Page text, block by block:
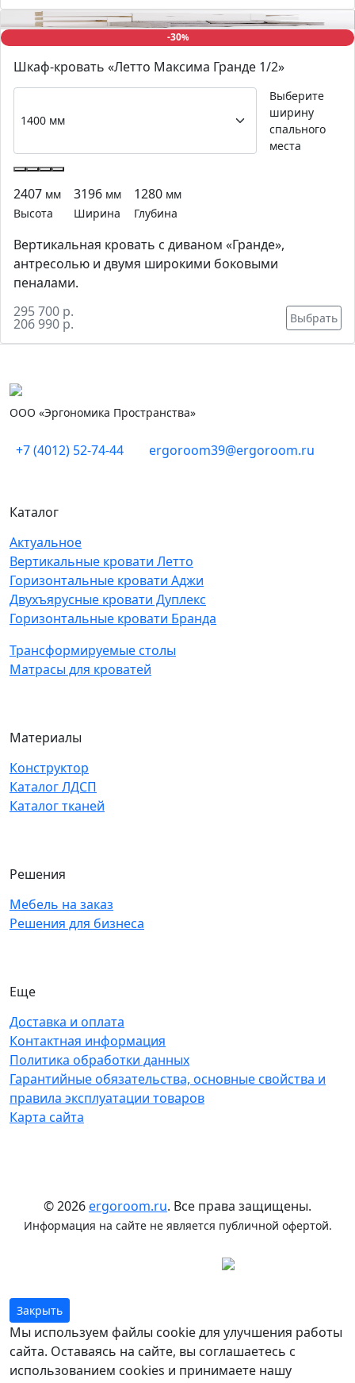
-30%
Шкаф-кровать «Летто Максима Гранде 1/2»
Выберите
ширину
спального
места
2407 мм
Высота
3196 мм
Ширина
1280 мм
Глубина
Вертикальная кровать с диваном «Гранде»,
антресолью и двумя широкими боковыми
пеналами.
295 700 р.
206 990 р. Выбрать
ООО «Эргономика Пространства»
+7 (4012) 52-74-44 ergoroom39@ergoroom.ru
Каталог
Актуальное
Вертикальные кровати Летто
Горизонтальные кровати Аджи
Двухъярусные кровати Дуплекс
Горизонтальные кровати Бранда
Трансформируемые столы
Матрасы для кроватей
Материалы
Конструктор
Каталог ЛДСП
Каталог тканей
Решения
Мебель на заказ
Решения для бизнеса
Еще
Доставка и оплата
Контактная информация
Политика обработки данных
Гарантийные обязательства, основные свойства и
правила эксплуатации товаров
Карта сайта
© 2026ergoroom.ru. Все права защищены.
Информация на сайте не является публичной офертой.
Закрыть
Мы используем файлы cookie для улучшения работы
сайта. Оставаясь на сайте, вы соглашаетесь с
использованием cookies и принимаете нашу